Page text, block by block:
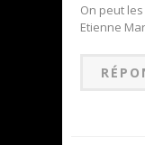
On peut
Etienne